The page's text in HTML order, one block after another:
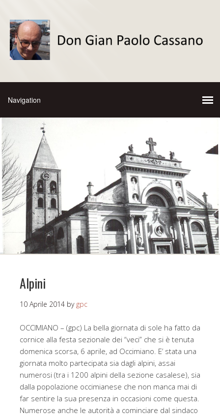
Alpini
10 Aprile 2014 by gpc
OCCIMIANO – (gpc) La bella giornata di sole ha fatto da
cornice alla festa sezionale dei “veci” che si è tenuta
domenica scorsa, 6 aprile, ad Occimiano. E’ stata una
giornata molto partecipata sia dagli alpini, assai
numerosi (tra i 1200 alpini della sezione casalese), sia
dalla popolazione occimianese che non manca mai di
far sentire la sua presenza in occasioni come questa.
Numerose anche le autorità a cominciare dal sindaco